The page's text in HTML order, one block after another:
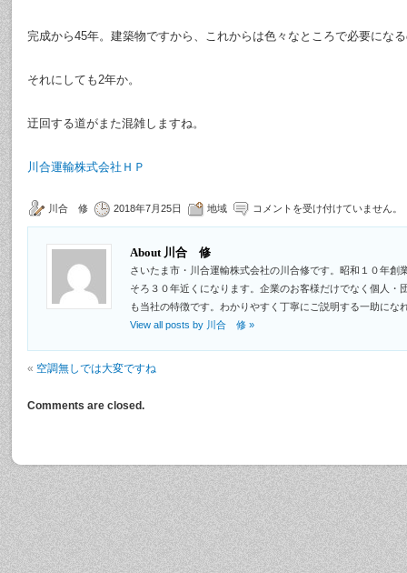
完成から45年。建築物ですから、これからは色々なところで必要にな
それにしても2年か。
迂回する道がまた混雑しますね。
川合運輸株式会社ＨＰ
川合 修 2018年7月25日 地域 コメントを受け付けていません。
About 川合 修
さいたま市・川合運輸株式会社の川合修です。昭和１０年創
そろ３０年近くになります。企業のお客様だけでなく個人・
も当社の特徴です。わかりやすく丁寧にご説明する一助にな
View all posts by 川合 修 »
« 空調無しでは大変ですね
Comments are closed.